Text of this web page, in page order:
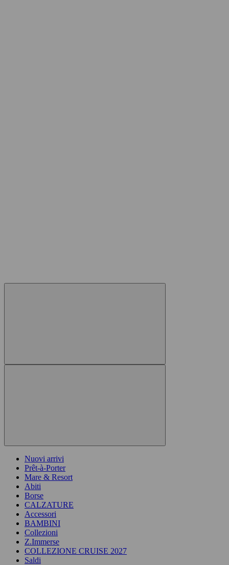
Nuovi arrivi
Prêt-à-Porter
Mare & Resort
Abiti
Borse
CALZATURE
Accessori
BAMBINI
Collezioni
Z.Immerse
COLLEZIONE CRUISE 2027
Saldi